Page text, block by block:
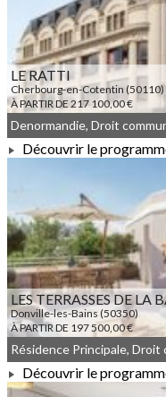
LE RATTI
Cherbourg-en-Cotentin (50110)
À PARTIR DE 217 100,00 €
À PARTIR DE 217
Denormandie, Droit
Découvrir le
LES TERRASSES DE LA
Donville-les-Bains (50350)
À PARTIR DE 197 500,00 €
Résidence Principale, Droit
Découvrir le